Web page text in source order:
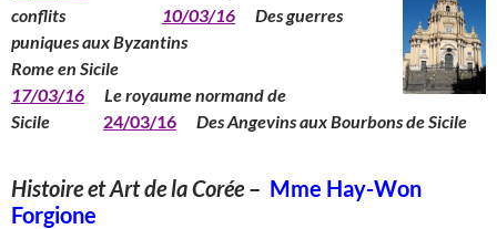
conflits
10/03/16
Des guerres
puniques aux Byzantins
Rome en Sicile
17/03/16
Le royaume normand de
Sicile 24/03/16 Des Angevins aux Bourbons de Sicile
Histoire et Art de la Corée– Mme Hay-Won
Forgione